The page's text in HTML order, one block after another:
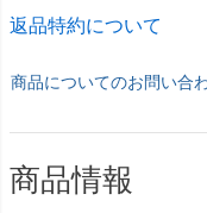
返品特約について
商品についてのお問い合
商品情報